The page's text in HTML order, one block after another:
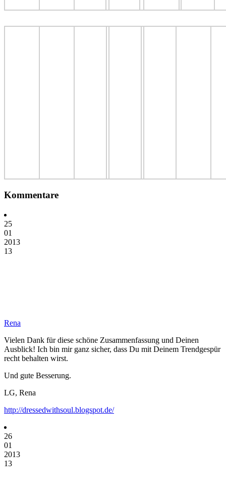
Kommentare
25
01
2013
13
Rena
Vielen Dank für diese schöne Zusammenfassung und Deinen
Ausblick! Ich bin mir ganz sicher, dass Du mit Deinem Trendgespür
recht behalten wirst.
Und gute Besserung.
LG, Rena
http://dressedwithsoul.blogspot.de/
26
01
2013
13